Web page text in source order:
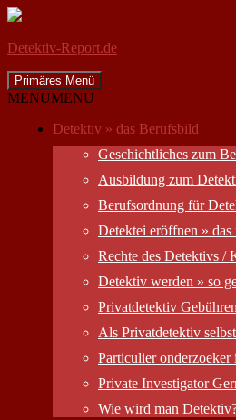
Detektiv-Report.de
Suchen
Primäres Menü
Inhalt
MENUMENU
Detektiv » das Berufsbild
Geschichtliches zum
Ausbildung zum
Berufsordnung für
Detektei eröffnen » das
Rechte des Detektivs /
Detektiv werden » so
Privatdetektiv
Als Privatdetektiv
Particulier onderzoeker
Private Investigator
Wie wird man